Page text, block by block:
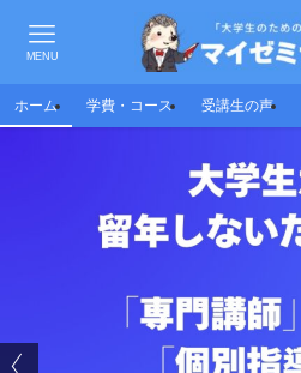
MENU
ホーム 学費・コース 受講生の声